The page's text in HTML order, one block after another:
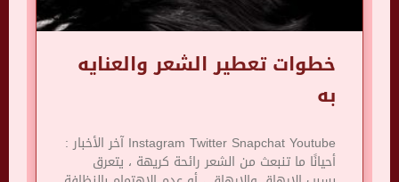
خطوات تعطير الشعر والعنايه
به
Instagram Twitter Snapchat Youtube آخر الأخبار :
أحيانًا ما تنبعث من الشعر رائحة كريهة ، يتعرق